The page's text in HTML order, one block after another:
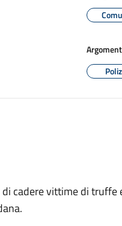
cadere vittime di truffe